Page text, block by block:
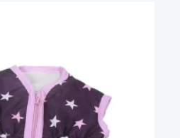
Wyprawka